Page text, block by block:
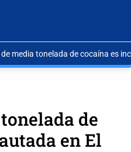
media tonelada de cocaína es
de
en El